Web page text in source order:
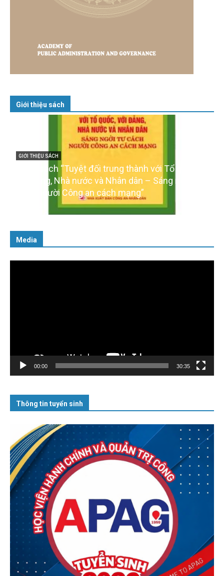
Giới thiệu sách
GIỚI THIỆU SÁCH
Ra mắt ba cuốn sách ảnh chào mừng Đại hội
của Đảng
16/01/2026
Media
00:00 30:35
Thông tin tuyển sinh